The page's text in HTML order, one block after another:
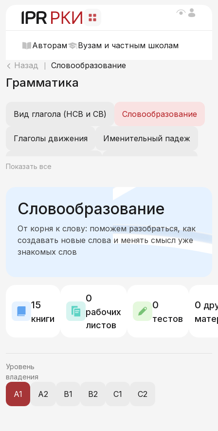
Авторам Вузам и частным школам
Назад Словообразование
Грамматика
Вид глагола (НСВ и СВ) Словообразование
Глаголы движения Именительный падеж
Винительный падеж
Дательный падеж
Творительный падеж Существительные
Местоимения Прилагательные Глаголы
Служебные части речи, вводные слова
Причастия и деепричастия
Показать все
Словообразование
От корня к слову: поможем разобраться, как
создавать новые слова и менять смысл уже
знакомых слов
15
книги
0
рабочих
листов
0
тестов
0
Уровень
владения
A1 A2 B1 B2 C1 C2